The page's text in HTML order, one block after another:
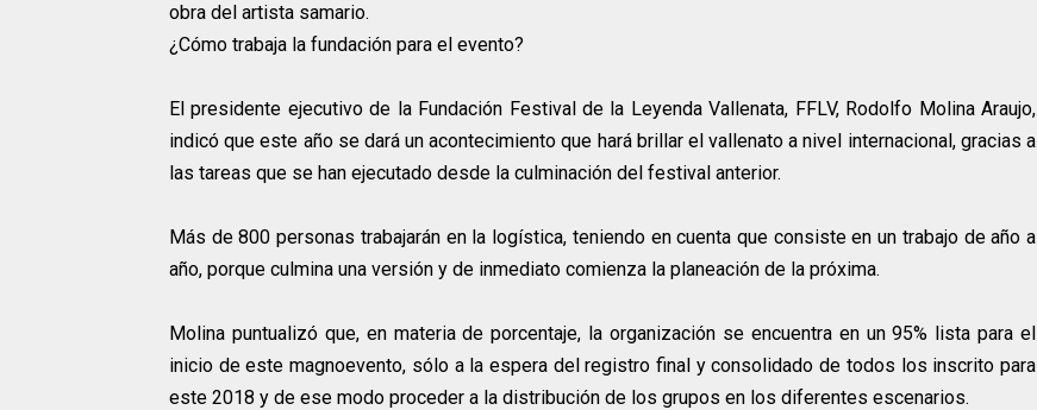
obra del artista samario.
¿Cómo trabaja la fundación para el evento?
El presidente ejecutivo de la Fundación Festival de la Leyenda Vallenata, FFLV, Rodolfo Molina Araujo,
indicó que este año se dará un acontecimiento que hará brillar el vallenato a nivel internacional, gracias a
las tareas que se han ejecutado desde la culminación del festival anterior.
Más de 800 personas trabajarán en la logística, teniendo en cuenta que consiste en un trabajo de año a
año, porque culmina una versión y de inmediato comienza la planeación de la próxima.
Molina puntualizó que, en materia de porcentaje, la organización se encuentra en un 95% lista para el
inicio de este magnoevento, sólo a la espera del registro final y consolidado de todos los inscrito para
este 2018 y de ese modo proceder a la distribución de los grupos en los diferentes escenarios.